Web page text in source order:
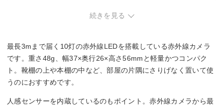
―
◯
続きを見る
最長3mまで届く10灯の赤外線LEDを搭載している赤外線カメラ
です。重さ48g、幅37×奥行26×高さ56mmと軽量かつコンパク
ト。靴棚の上や本棚の中など、部屋の片隅にさりげなく置いて使
うのにおすすめです。
人感センサーを内蔵しているのもポイント。赤外線カメラから最